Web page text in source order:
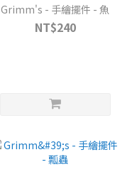
Grimm's - 手繪擺件 - 魚
NT$240